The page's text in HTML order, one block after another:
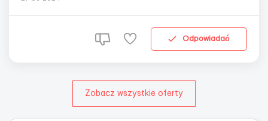
Odpowiadać
Zobacz wszystkie oferty